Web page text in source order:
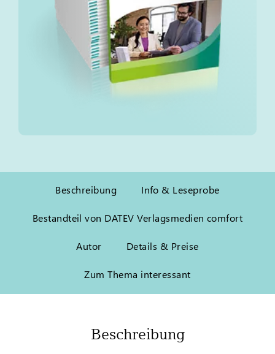
Beschreibung Info & Leseprobe
Bestandteil von DATEV Verlagsmedien comfort
Autor Details & Preise
Zum Thema interessant
Beschreibung